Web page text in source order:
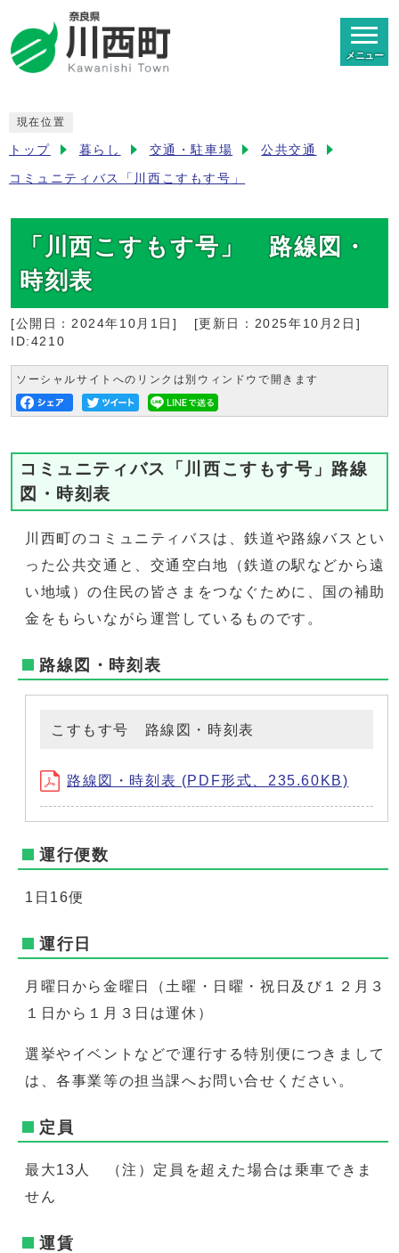
メニュー
現在位置
トップ 暮らし 交通・駐車場 公共交通
コミュニティバス「川西こすもす号」
「川西こすもす号」 路線図・
時刻表
[公開日： 2024年10月1日 ] [更新日： 2025年10月2日 ]
ID:4210
ソーシャルサイトへのリンクは別ウィンドウで開きます
コミュニティバス「川西こすもす号」路線
図・時刻表
川西町のコミュニティバスは、鉄道や路線バスとい
った公共交通と、交通空白地（鉄道の駅などから遠
い地域）の住民の皆さまをつなぐために、国の補助
金をもらいながら運営しているものです。
路線図・時刻表
こすもす号 路線図・時刻表
路線図・時刻表 (PDF形式、235.60KB)
運行便数
1日16便
運行日
月曜日から金曜日（土曜・日曜・祝日及び１２月３
１日から１月３日は運休）
選挙やイベントなどで運行する特別便につきまして
は、各事業等の担当課へお問い合せください。
定員
最大13人 （注）定員を超えた場合は乗車できま
せん
運賃